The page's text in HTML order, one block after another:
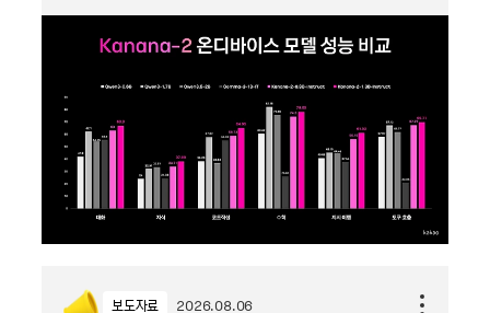
보도자료 2026.08.06